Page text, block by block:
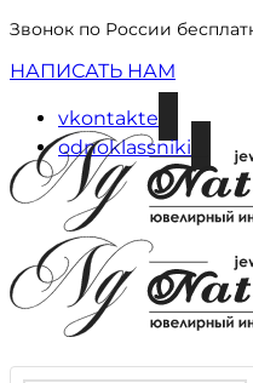
Звонок по России
НАПИСАТЬ НАМ
vkontakte
odnoklassniki